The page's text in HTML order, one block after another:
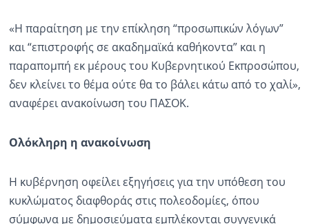
«Η παραίτηση με την επίκληση “προσωπικών λόγων”
και “επιστροφής σε ακαδημαϊκά καθήκοντα” και η
παραπομπή εκ μέρους του Κυβερνητικού Εκπροσώπου,
δεν κλείνει το θέμα ούτε θα το βάλει κάτω από το χαλί»,
αναφέρει ανακοίνωση του ΠΑΣΟΚ.
Ολόκληρη η ανακοίνωση
Η κυβέρνηση οφείλει εξηγήσεις για την υπόθεση του
κυκλώματος διαφθοράς στις πολεοδομίες, όπου
σύμφωνα με δημοσιεύματα εμπλέκονται συγγενικά